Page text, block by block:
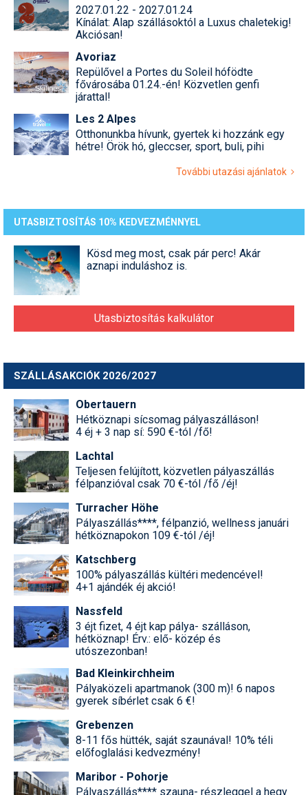
2027.01.22 - 2027.01.24
Kínálat: Alap szállásoktól a Luxus chaletekig!
Akciósan!
Avoriaz
Repülővel a Portes du Soleil hófödte
fővárosába 01.24.-én! Közvetlen genfi
járattal!
Les 2 Alpes
Otthonunkba hívunk, gyertek ki hozzánk egy
hétre! Örök hó, gleccser, sport, buli, pihi
További utazási ajánlatok
UTASBIZTOSÍTÁS 10% KEDVEZMÉNNYEL
Kösd meg most, csak pár perc! Akár
aznapi induláshoz is.
Utasbiztosítás kalkulátor
SZÁLLÁSAKCIÓK 2026/2027
Obertauern
Hétköznapi sícsomag pályaszálláson!
4 éj + 3 nap sí: 590 €-tól /fő!
Lachtal
Teljesen felújított, közvetlen pályaszállás
félpanzióval csak 70 €-tól /fő /éj!
Turracher Höhe
Pályaszállás****, félpanzió, wellness januári
hétköznapokon 109 €-tól /éj!
Katschberg
100% pályaszállás kültéri medencével!
4+1 ajándék éj akció!
Nassfeld
3 éjt fizet, 4 éjt kap pálya- szálláson,
hétköznap! Érv.: elő- közép és
utószezonban!
Bad Kleinkirchheim
Pályaközeli apartmanok (300 m)! 6 napos
gyerek síbérlet csak 6 €!
Grebenzen
8-11 fős hütték, saját szaunával! 10% téli
előfoglalási kedvezmény!
Maribor - Pohorje
Pályaszállás**** szauna- részleggel a hegy